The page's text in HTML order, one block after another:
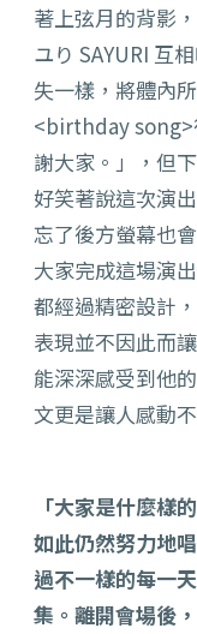
著上弦月的背影，
ユり SAYURI 互
失一樣， 將體內
<birthday song>
謝大家。」， 但
好笑著說這次演
忘了後方螢幕也
大家完成這場演
都經過精密設計
表現並不因此而
能深深感受到他
文更是讓人感動
「大家是什麼樣
如此仍然努力地
過不一樣的每一
集。 離開會場後